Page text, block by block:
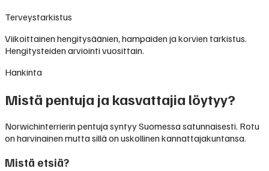
Terveystarkistus
Viikoittainen hengitysäänien, hampaiden ja korvien tarkistus.
Hengitysteiden arviointi vuosittain.
Hankinta
Mistä pentuja ja kasvattajia löytyy?
Norwichinterrierin pentuja syntyy Suomessa satunnaisesti. Rotu
on harvinainen mutta sillä on uskollinen kannattajakuntansa.
Mistä etsiä?